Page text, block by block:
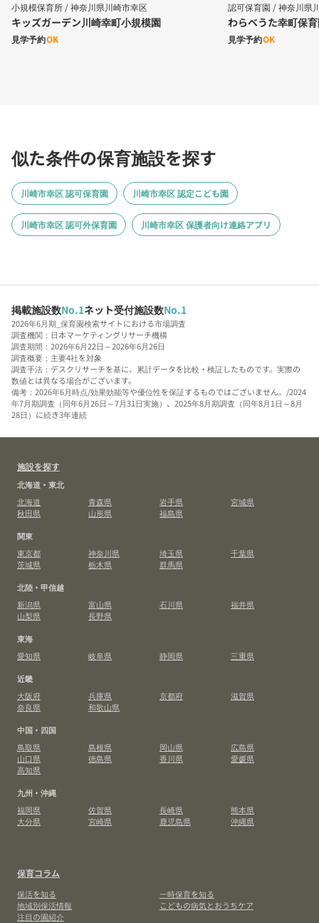
小規模保育所 /神奈川県川崎市幸区
キッズガーデン川崎幸町小規模園
見学予約OK
認可保育園 /神奈川県
わらべうた幸町保
見学予約OK
似た条件の保育施設を探す
川崎市幸区 認可保育園 川崎市幸区 認定こども園
川崎市幸区 認可外保育園 川崎市幸区 保護者向け連絡アプリ
掲載施設数No.1ネット受付施設数No.1
2026年6月期_保育園検索サイトにおける市場調査
調査機関：日本マーケティングリサーチ機構
調査期間：2026年6月22日～2026年6月26日
調査概要：主要4社を対象
調査手法：デスクリサーチを基に、累計データを比較・検証したものです。実際の
数値とは異なる場合がございます。
備考：2026年6月時点/効果効能等や優位性を保証するものではございません。/2024
年7月期調査（同年6月26日～7月31日実施）、2025年8月期調査（同年8月1日～8月
28日）に続き3年連続
施設を探す
北海道・東北
北海道
青森県 岩手県
宮城県
秋田県
山形県
福島県
関東
東京都
神奈川県 埼玉県
千葉県
茨城県
栃木県
群馬県
北陸・甲信越
新潟県
富山県 石川県
福井県
山梨県
長野県
東海
愛知県
岐阜県 静岡県
三重県
近畿
大阪府
兵庫県 京都府
滋賀県
奈良県
和歌山県
中国・四国
鳥取県
島根県 岡山県
広島県
山口県
徳島県 香川県
愛媛県
高知県
九州・沖縄
福岡県
佐賀県 長崎県
熊本県
大分県
宮崎県 鹿児島県 沖縄県
保育コラム
保活を知る
一時保育を知る
地域別保活情報
こどもの病気とおうちケア
注目の園紹介